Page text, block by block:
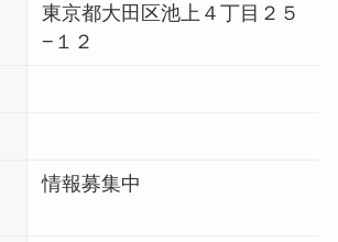
東京都大田区池上４丁目２５
−１２
情報募集中